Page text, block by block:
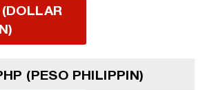
(PESO PHILIPPIN)